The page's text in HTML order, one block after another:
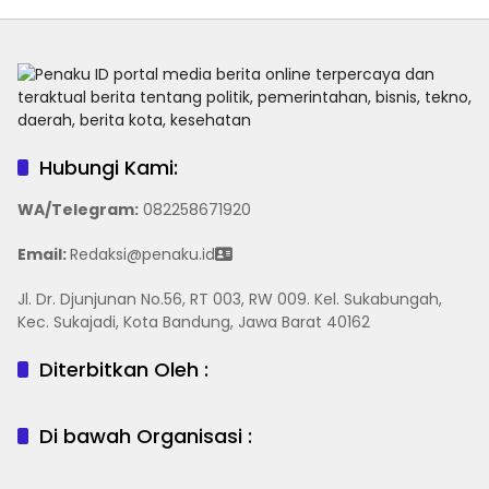
Hubungi Kami:
WA/Telegram: 082258671920
Email:Redaksi@penaku.id
Jl. Dr. Djunjunan No.56, RT 003, RW 009. Kel. Sukabungah,
Kec. Sukajadi, Kota Bandung, Jawa Barat 40162
Diterbitkan Oleh :
Di bawah Organisasi :